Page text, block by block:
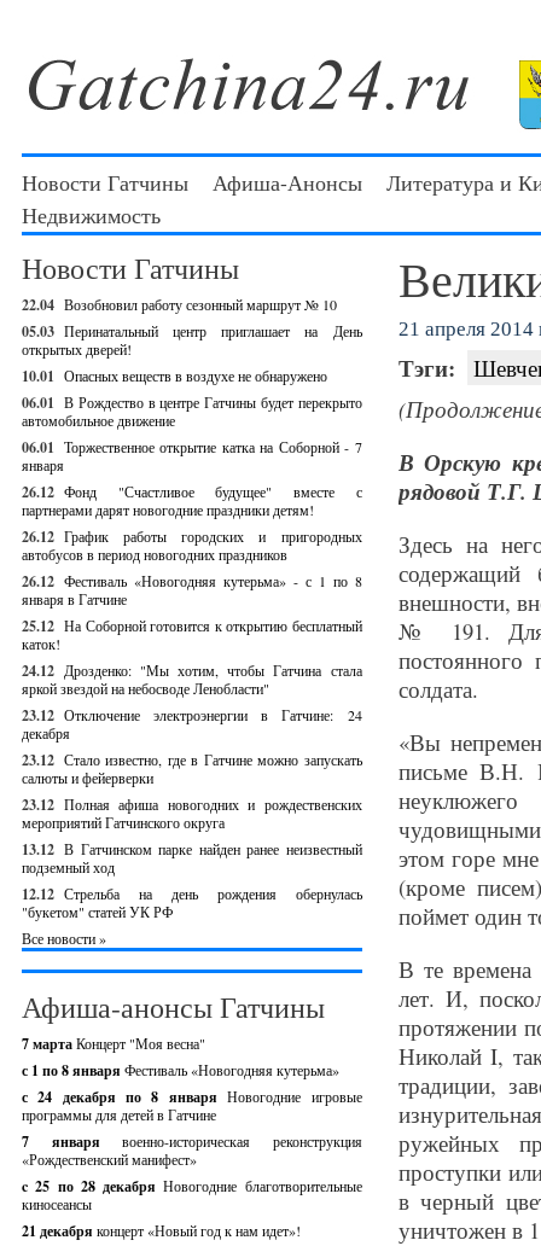
Новости Гатчины Афиша-Анонсы
Литература и
Недвижимость
Новости Гатчины
22.04 Возобновил работу сезонный маршрут № 10
05.03 Перинатальный центр приглашает на День
открытых дверей!
10.01 Опасных веществ в воздухе не обнаружено
06.01 В Рождество в центре Гатчины будет перекрыто
автомобильное движение
06.01 Торжественное открытие катка на Соборной - 7
января
26.12 Фонд "Счастливое будущее" вместе с
партнерами дарят новогодние праздники детям!
26.12 График работы городских и пригородных
автобусов в период новогодних праздников
26.12 Фестиваль «Новогодняя кутерьма» - с 1 по 8
января в Гатчине
25.12 На Соборной готовится к открытию бесплатный
каток!
24.12 Дрозденко: "Мы хотим, чтобы Гатчина стала
яркой звездой на небосводе Ленобласти"
23.12 Отключение электроэнергии в Гатчине: 24
декабря
23.12 Стало известно, где в Гатчине можно запускать
салюты и фейерверки
23.12 Полная афиша новогодних и рождественских
мероприятий Гатчинского округа
13.12 В Гатчинском парке найден ранее неизвестный
подземный ход
12.12 Стрельба на день рождения обернулась
"букетом" статей УК РФ
Все новости »
Афиша-анонсы Гатчины
7 мартаКонцерт "Моя весна"
с 1 по 8 января Фестиваль «Новогодняя кутерьма»
с 24 декабря по 8 январяНовогодние игровые
программы для детей в Гатчине
7 январявоенно-историческая реконструкция
«Рождественский манифест»
c 25 по 28 декабряНовогодние благотворительные
киносеансы
21 декабря концерт «Новый год к нам идет»!
21 апреля 2014
Тэги:
В Орскую
рядовой Т.Г.
Здесь на
содержащий
внешности,
№ 191. Для
солдата.
«Вы
письме В.Н.
неуклюжего
чудовищными
этом горе
(кроме
поймет один
В те времена
лет. И,
протяжении
Николай I,
традиции,
ружейных
проступки
в черный
уничтожен в